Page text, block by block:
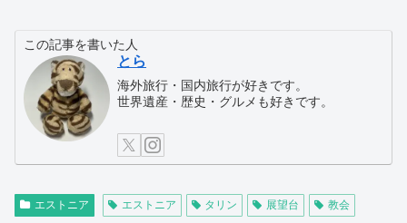
この記事を書いた人
とら
海外旅行・国内旅行が好きです。
世界遺産・歴史・グルメも好きです。
エストニア エストニア タリン 展望台 教会